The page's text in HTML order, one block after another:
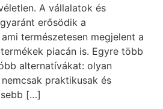
A vállalatok és
erősödik a
természetesen megjelent a
piacán is. Egyre több
alternatívákat: olyan
praktikusak és
[…]